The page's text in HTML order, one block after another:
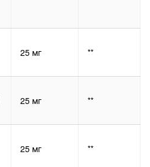
25 мг **
25 мг **
25 мг **